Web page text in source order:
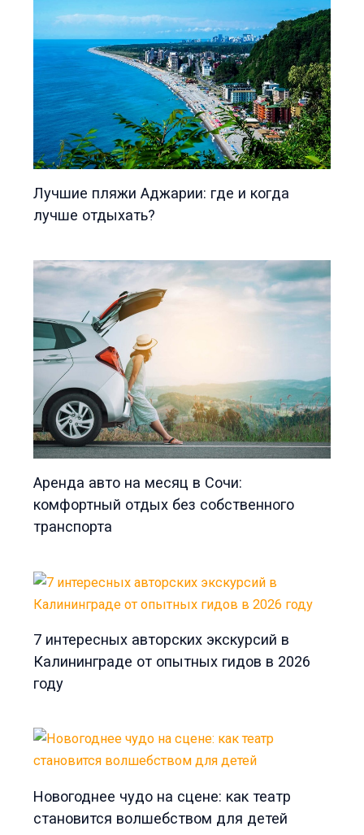
Лучшие пляжи Аджарии: где и когда
лучше отдыхать?
Аренда авто на месяц в Сочи:
комфортный отдых без собственного
транспорта
7 интересных авторских экскурсий в
Калининграде от опытных гидов в 2026
году
Новогоднее чудо на сцене: как театр
становится волшебством для детей